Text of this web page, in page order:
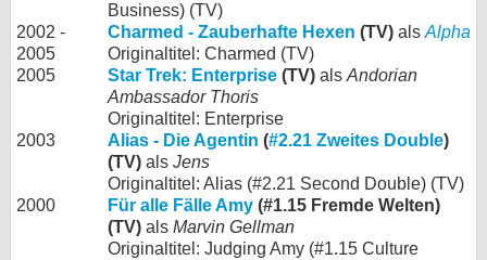
Business) (TV)
2002 -
2005
Charmed - Zauberhafte Hexen (TV) als Alpha
Originaltitel: Charmed (TV)
2005
Star Trek: Enterprise (TV) als Andorian
Ambassador Thoris
Originaltitel: Enterprise
2003
Alias - Die Agentin (#2.21 Zweites Double)
(TV) als Jens
Originaltitel: Alias (#2.21 Second Double) (TV)
2000
Für alle Fälle Amy (#1.15 Fremde Welten)
(TV) als Marvin Gellman
Originaltitel: Judging Amy (#1.15 Culture